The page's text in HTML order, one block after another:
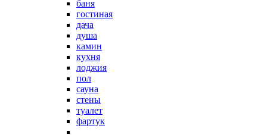
баня
гостиная
дача
душа
камин
кухня
лоджия
пол
сауна
стены
туалет
фартук